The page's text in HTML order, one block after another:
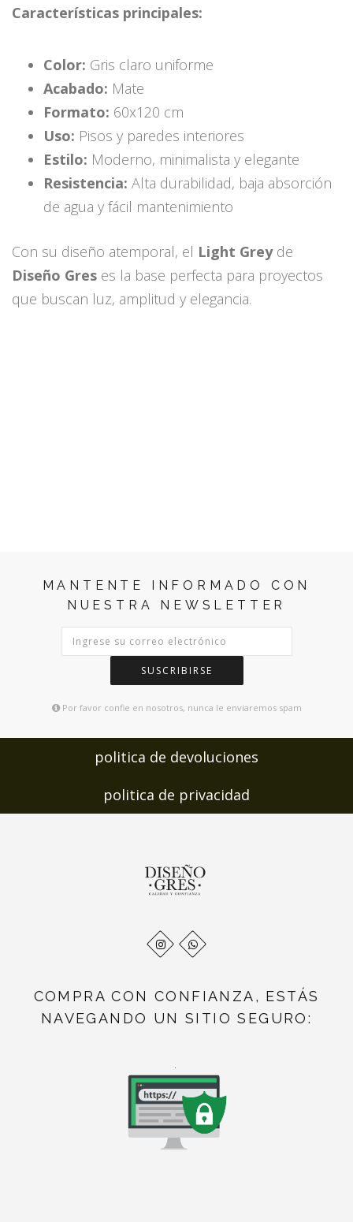
Características principales:
Color: Gris claro uniforme
Acabado: Mate
Formato: 60x120 cm
Uso: Pisos y paredes interiores
Estilo: Moderno, minimalista y elegante
Resistencia: Alta durabilidad, baja absorción
de agua y fácil mantenimiento
Con su diseño atemporal, el Light Greyde
Diseño Gres es la base perfecta para proyectos
que buscan luz, amplitud y elegancia.
MANTENTE INFORMADO CON
NUESTRA NEWSLETTER
SUSCRIBIRSE
Por favor confie en nosotros, nunca le enviaremos spam
politica de devoluciones
politica de privacidad
COMPRA CON CONFIANZA, ESTÁS
NAVEGANDO UN SITIO SEGURO:
.